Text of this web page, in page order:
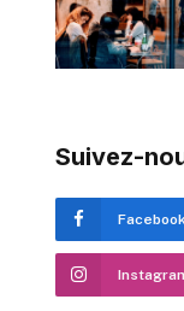
Suivez-
Facebook